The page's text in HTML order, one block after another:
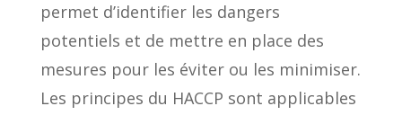
permet d’identifier les dangers
potentiels et de mettre en place des
mesures pour les éviter ou les minimiser.
Les principes du HACCP sont applicables